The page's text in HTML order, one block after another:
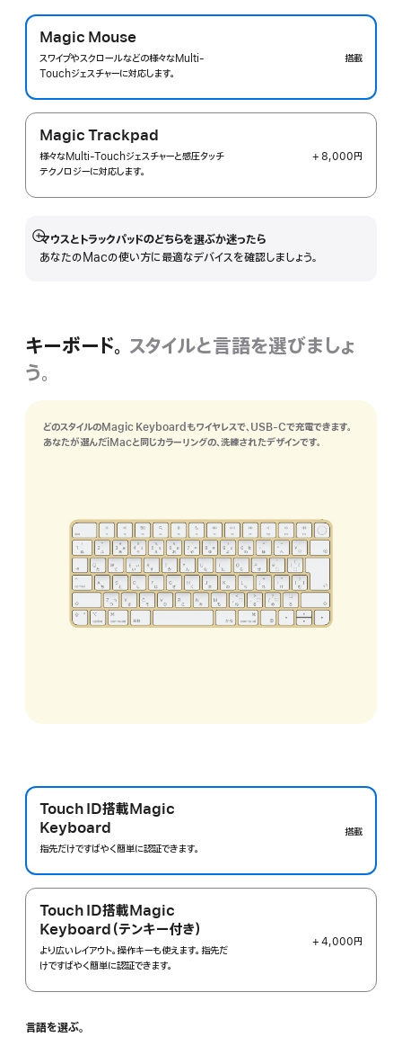
Magic Mouse
スワイプやスクロールなどの様々なMulti-
Touchジェスチャーに対応します。
搭載
Magic Trackpad
様々なMulti-Touchジェスチャーと感圧タッチ
テクノロジーに対応します。
+ 8,000円
マウスとトラックパッドのどちらを選ぶか迷ったら
あなたのMacの使い方に最適なデバイスを確認しましょう。
詳
細
キーボード。 スタイルと言語を選びましょ
う。
どのスタイルのMagic Keyboardもワイヤレスで、USB-Cで充電できます。
あなたが選んだiMacと同じカラーリングの、洗練されたデザインです。
Touch ID搭載Magic
Keyboard
指先だけですばやく簡単に認証できます。
搭載
Touch ID搭載Magic
Keyboard（テンキー付き）
より広いレイアウト。操作キーも使えます。指先だ
けですばやく簡単に認証できます。
+ 4,000円
言語を選ぶ。